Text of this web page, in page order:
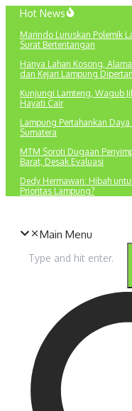
Lewati
konten
Hot News
Marindo Luruskan Polemik
Surat Bertentangan
Hanya Lahan Kosong,
dan Kejari Lampung
Kunjungi Lamteng, Wagub
Hayati Cair
Lampung Pertahankan
Sumatera
MTM Soroti Dugaan
Barat, Desak Evaluasi
Dedy Hermawan: Hibah
Prioritas Lampung?
Main Menu
untuk: